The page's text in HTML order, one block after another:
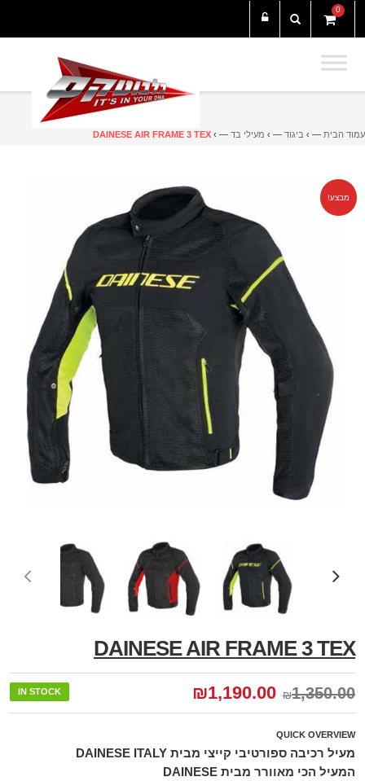
0
עמוד הבית — › ביגוד — › מעילי בד — ›
DAINESE AIR FRAME 3 TEX
מבצע!
DAINESE AIR FRAME 3 TEX
₪1,350.00
₪1,190.00
IN STOCK
QUICK OVERVIEW
מעיל רכיבה ספורטיבי קייצי מבית DAINESE ITALY
המעיל הכי מאוורר מבית DAINESE